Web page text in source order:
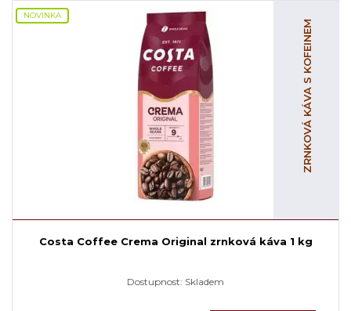
NOVINKA
ZRNKOVÁ KÁVA S KOFEINEM
Costa Coffee Crema Original zrnková káva 1 kg
Dostupnost: Skladem